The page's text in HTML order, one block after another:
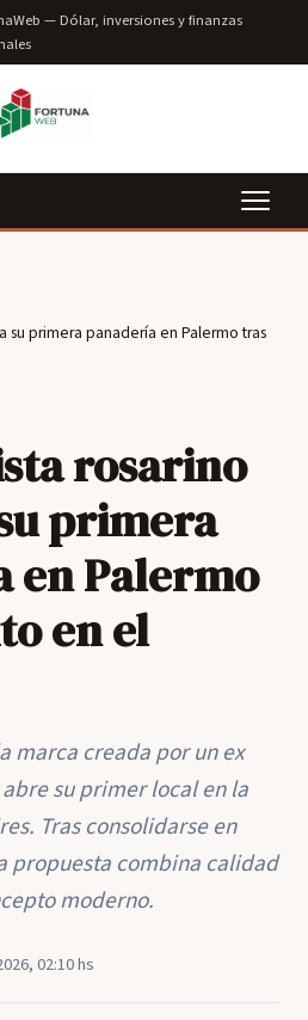
— Dólar, inversiones y finanzas
su primera panadería en Palermo tras
rosarino
primera
en Palermo
en el
marca creada por un ex
su primer local en la
Tras consolidarse en
propuesta combina calidad
moderno.
02:10 hs